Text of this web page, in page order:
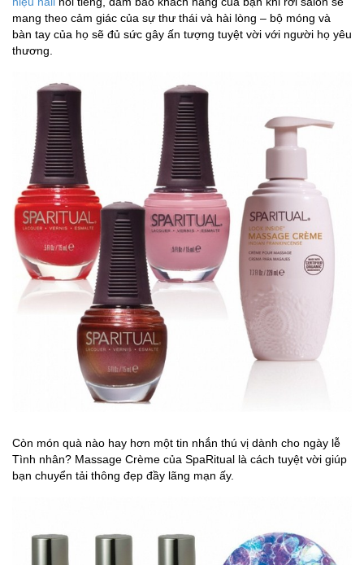
mang theo cảm giác của sự thư thái và hài lòng – bộ móng và
bàn tay của họ sẽ đủ sức gây ấn tượng tuyệt vời với người họ yêu
thương.
Còn món quà nào hay hơn một tin nhắn thú vị dành cho ngày lễ
Tình nhân? Massage Crème của SpaRitual là cách tuyệt vời giúp
bạn chuyển tải thông đẹp đầy lãng mạn ấy.